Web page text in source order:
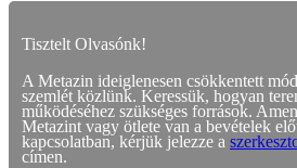
Tisztelt Olvasónk!
A Metazin ideiglenesen csökkentett
szemlét közlünk. Keressük, hogyan
működéséhez szükséges források.
Metazint vagy ötlete van a bevételek
kapcsolatban, kérjük jelezze a
címen.